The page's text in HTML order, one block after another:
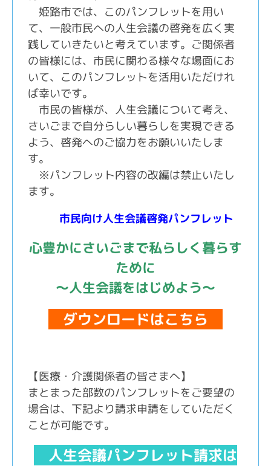
姫路市では、このパンフレットを用い
て、一般市民への人生会議の啓発を広く実
践していきたいと考えています。ご関係者
の皆様には、市民に関わる様々な場面にお
いて、このパンフレットを活用いただけれ
ば幸いです。
市民の皆様が、人生会議について考え、
さいごまで自分らしい暮らしを実現できる
よう、啓発へのご協力をお願いいたしま
す。
※パンフレット内容の改編は禁止いたし
ます。
市民向け人生会議啓発パンフレット
心豊かにさいごまで私らしく暮らす
ために
～人生会議をはじめよう～
ダウンロードはこちら
【医療・介護関係者の皆さまへ】
まとまった部数のパンフレットをご要望の
場合は、下記より請求申請をしていただく
ことが可能です。
人生会議パンフレット請求は